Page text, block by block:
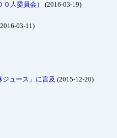
人委員会）
(2016-03-19)
03-11)
ュース」に言及 (2015-12-20)